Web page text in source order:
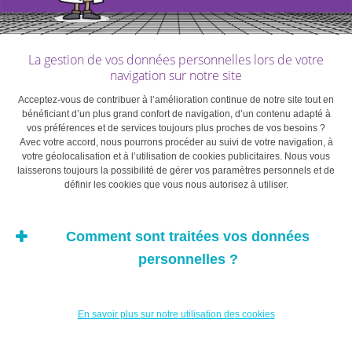
Toutes les universités délivrant un diplôme reconnu
par l’État doivent pouvoir proposer le programme
Erasmus. A cela s’ajoutent les établissements privés
agréés par l’État.
Les étudiants de niveau DUT/BTS n’ont pas accès à
Erasmus directement après leur diplôme, car ils ne
sont pas dans une formation universitaire à
proprement parler. Les IUT et les lycées peuvent
cependant développer des partenariats avec des
renseigner auprès de votre établissement.
Les formules de Service
La gestion de vos données personnelles lors de votre
navigation sur notre site
Acceptez-vous de contribuer à l’amélioration continue de notre site tout en
bénéficiant d’un plus grand confort de navigation, d’un contenu adapté à
vos préférences et de services toujours plus proches de vos besoins ?
Avec votre accord, nous pourrons procéder au suivi de votre navigation, à
votre géolocalisation et à l’utilisation de cookies publicitaires. Nous vous
laisserons toujours la possibilité de gérer vos paramètres personnels et de
définir les cookies que vous nous autorisez à utiliser.
Comment sont traitées vos données
personnelles ?
En savoir plus sur notre utilisation des cookies